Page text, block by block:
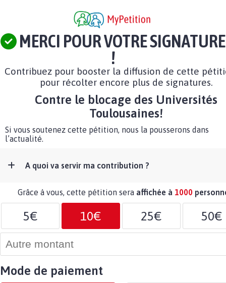
MERCI POUR VOTRE SIGNATURE
!
Contribuez pour booster la diffusion de cette
pour récolter encore plus de signatures.
Contre le blocage des Universités
Toulousaines!
Si vous soutenez cette pétition, nous la pousserons dans
l’actualité.
A quoi va servir ma contribution ?
Grâce à vous, cette pétition sera affichée à 1000
5€ 10€ 25€ 50€
Mode de paiement